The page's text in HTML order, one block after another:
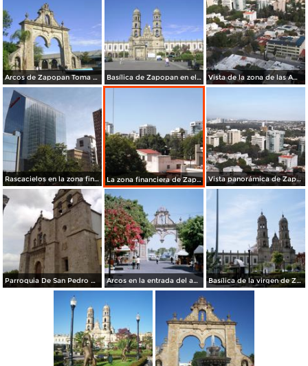
Arcos de Zapopan Toma desde día Basílica de Zapopan en el día Vista de la zona de las Américas. Octubre/2014
Rascacielos en la zona financiera de Zapopan. Diciembre/2014 La zona financiera de Zapopan. Octubre/2014 Vista panorámica de Zapopan. Octubre/2014
Parroquia De San Pedro Apostol Arcos en la entrada del andador turístico. Zapopan, Jalisco Basílica de la virgen de Zapopan, Jalisco